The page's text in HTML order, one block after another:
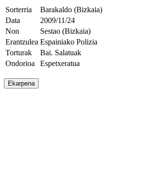
Sorterria
Barakaldo (Bizkaia)
Data
2009/11/24
Non
Sestao (Bizkaia)
Erantzulea Espainiako Polizia
Torturak
Bai. Salatuak
Ondorioa
Espetxeratua